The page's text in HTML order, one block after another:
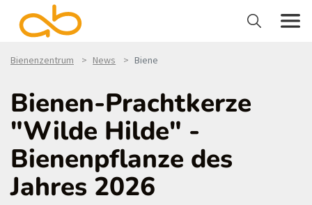
Bienenzentrum News Biene
Bienen-Prachtkerze
"Wilde Hilde" -
Bienenpflanze des
Jahres 2026